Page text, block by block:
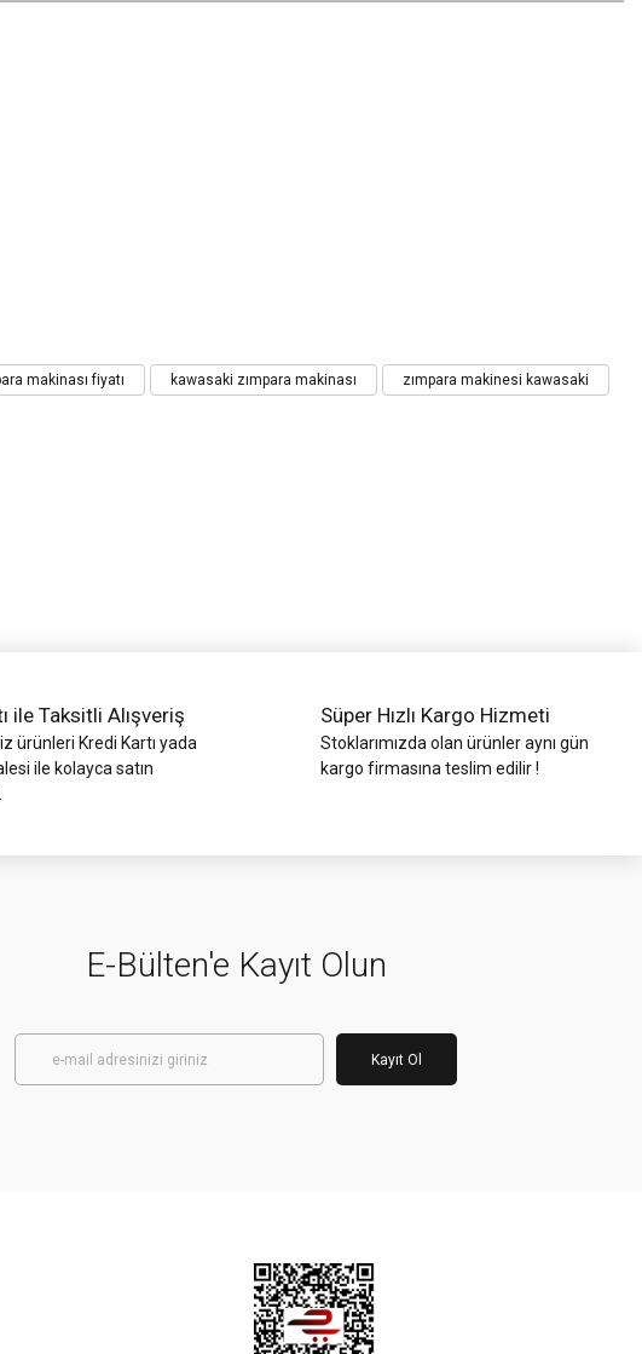
makinası fiyatı kawasaki zımpara makinası zımpara makinesi kawasaki
ile Taksitli Alışveriş
ürünleri Kredi Kartı yada
ile kolayca satın
Süper Hızlı Kargo Hizmeti
Stoklarımızda olan ürünler aynı gün
kargo firmasına teslim edilir !
E-Bülten'e Kayıt Olun
Kayıt Ol